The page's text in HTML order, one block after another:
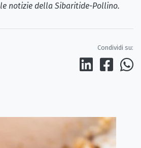
notizie della Sibaritide-Pollino.
Condividi su: